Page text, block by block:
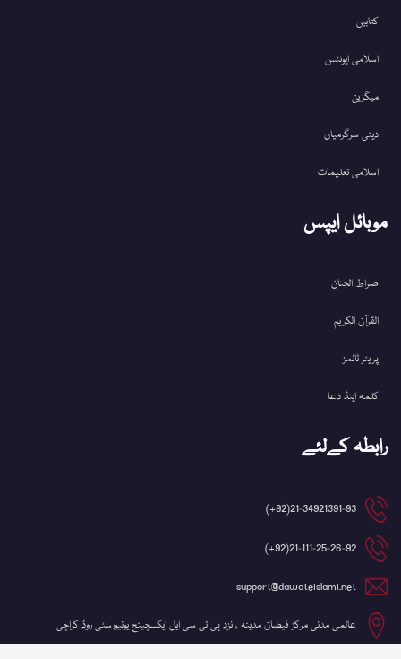
کتابیں
اسلامی ایونٹس
میگزین
دینی سرگرمیاں
اسلامی تعلیمات
موبائل ایپس
صراط الجنان
القرآن الکریم
پریئر ٹائمز
کلمہ اینڈ دعا
رابطہ کےلئے
21-34921391-93(92+)
21-111-25-26-92(92+)
support@dawateislami.net
عالمی مدنی مرکز فیضان مدینہ ، نزد پی ٹی سی ایل ایکسچینج یونیورسٹی روڈ کراچی